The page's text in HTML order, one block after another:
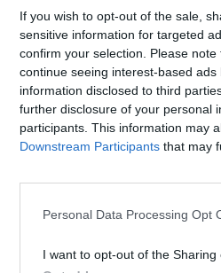
If you wish to opt-out of the sale,
sensitive information for targeted
confirm your selection. Please
continue seeing interest-based
information disclosed to third
further disclosure of your personal
participants. This information may
Downstream Participants that may
Personal Data Processing Opt
I want to opt-out of the Sharing
Oksana Pikul
širdį apie
sėkmingo
užkulisius:
mėginta